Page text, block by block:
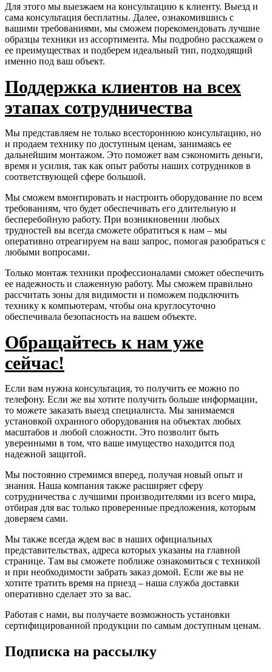
Для этого мы выезжаем на консультацию к клиенту. Выезд и
сама консультация бесплатны. Далее, ознакомившись с
вашими требованиями, мы сможем порекомендовать лучшие
образцы техники из ассортимента. Мы подробно расскажем о
ее преимуществах и подберем идеальный тип, подходящий
именно под ваш объект.
Поддержка клиентов на всех
этапах сотрудничества
Мы представляем не только всестороннюю консультацию, но
и продаем технику по доступным ценам, занимаясь ее
дальнейшим монтажом. Это поможет вам сэкономить деньги,
время и усилия, так как опыт работы наших сотрудников в
соответствующей сфере большой.
Мы сможем вмонтировать и настроить оборудование по всем
требованиям, что будет обеспечивать его длительную и
бесперебойную работу. При возникновении любых
трудностей вы всегда сможете обратиться к нам – мы
оперативно отреагируем на ваш запрос, помогая разобраться с
любыми вопросами.
Только монтаж техники профессионалами сможет обеспечить
ее надежность и слаженную работу. Мы сможем правильно
рассчитать зоны для видимости и поможем подключить
технику к компьютерам, чтобы она круглосуточно
обеспечивала безопасность на вашем объекте.
Обращайтесь к нам уже
сейчас!
Если вам нужна консультация, то получить ее можно по
телефону. Если же вы хотите получить больше информации,
то можете заказать выезд специалиста. Мы занимаемся
установкой охранного оборудования на объектах любых
масштабов и любой сложности. Это позволит быть
уверенными в том, что ваше имущество находится под
надежной защитой.
Мы постоянно стремимся вперед, получая новый опыт и
знания. Наша компания также расширяет сферу
сотрудничества с лучшими производителями из всего мира,
отбирая для вас только проверенные предложения, которым
доверяем сами.
Мы также всегда ждем вас в наших официальных
представительствах, адреса которых указаны на главной
странице. Там вы сможете поближе ознакомиться с техникой
и при необходимости забрать заказ домой. Если же вы не
хотите тратить время на приезд – наша служба доставки
оперативно сделает это за вас.
Работая с нами, вы получаете возможность установки
сертифицированной продукции по самым доступным ценам.
Подписка на рассылку